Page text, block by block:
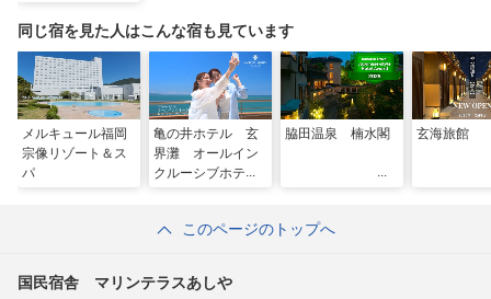
同じ宿を見た人はこんな宿も見ています
メルキュール福岡
宗像リゾート＆ス
パ
亀の井ホテル 玄
界灘 オールイン
クルーシブホテル
脇田温泉 楠水閣 玄海旅館
このページのトップへ
国民宿舎 マリンテラスあしや